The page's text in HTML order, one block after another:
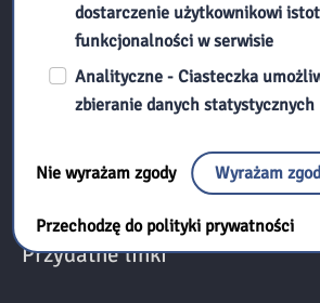
Biblioteka Pedagogiczna w Radomiu
ul. Kościuszki 5A
tel./fax 48 345 95 50
Przydatne linki
dostarczenie użytkownikowi
funkcjonalności w serwisie
Analityczne - Ciasteczka
zbieranie danych statystycznych
Nie wyrażam zgody Wyrażam
Przechodzę do polityki prywatności